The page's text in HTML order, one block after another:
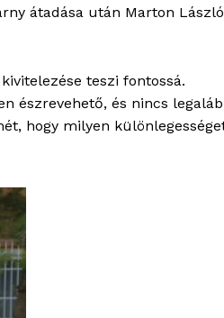
átadása után Marton László
teszi fontossá.
észrevehető, és nincs
hogy milyen